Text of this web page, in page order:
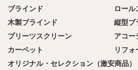
ブラインド
ロー
木製ブラインド
縦型ブ
プリーツスクリーン
アコー
カーペット
リフ
オリジナル・セレクション（激安商品）